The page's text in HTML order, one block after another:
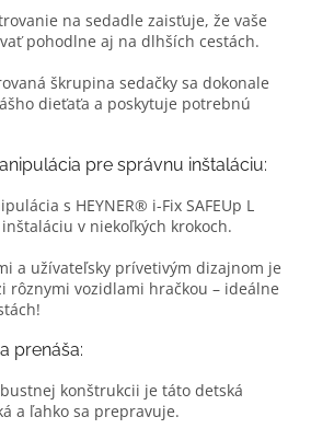
na sedadle zaisťuje, že vaše
pohodlne aj na dlhších cestách.
škrupina sedačky sa dokonale
dieťaťa a poskytuje potrebnú
pre správnu inštaláciu:
s HEYNER® i-Fix SAFEUp L
v niekoľkých krokoch.
a užívateľsky prívetivým dizajnom je
rôznymi vozidlami hračkou – ideálne
prenáša:
konštrukcii je táto detská
a ľahko sa prepravuje.